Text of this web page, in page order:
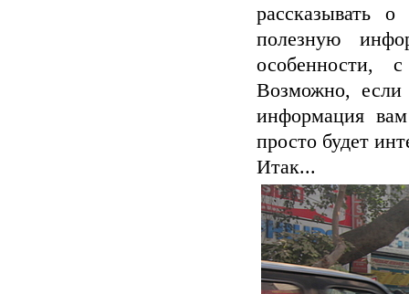
рассказывать
полезную
особенности,
Возможно, если
информация
просто будет
Итак...